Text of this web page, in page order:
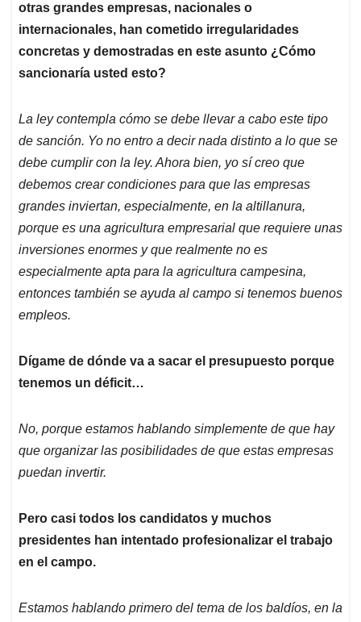
otras grandes empresas, nacionales o
internacionales, han cometido irregularidades
concretas y demostradas en este asunto ¿Cómo
sancionaría usted esto?
La ley contempla cómo se debe llevar a cabo este tipo
de sanción. Yo no entro a decir nada distinto a lo que se
debe cumplir con la ley. Ahora bien, yo sí creo que
debemos crear condiciones para que las empresas
grandes inviertan, especialmente, en la altillanura,
porque es una agricultura empresarial que requiere unas
inversiones enormes y que realmente no es
especialmente apta para la agricultura campesina,
entonces también se ayuda al campo si tenemos buenos
empleos.
Dígame de dónde va a sacar el presupuesto porque
tenemos un déficit…
No, porque estamos hablando simplemente de que hay
que organizar las posibilidades de que estas empresas
puedan invertir.
Pero casi todos los candidatos y muchos
presidentes han intentado profesionalizar el trabajo
en el campo.
Estamos hablando primero del tema de los baldíos, en la